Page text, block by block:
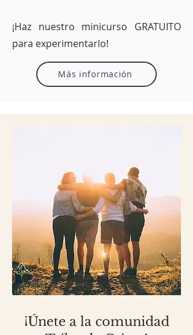
¡Haz nuestro minicurso GRATUITO
para experimentarlo!
Más información
¡Únete a la comunidad